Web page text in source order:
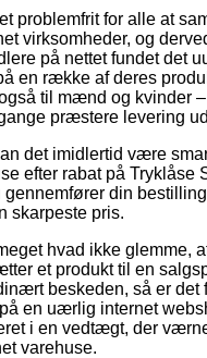
problemfrit for alle at
virksomheder, og
på nettet fundet det
en række af deres
til mænd og kvinder
præstere levering
det imidlertid være
efter rabat på Tryklåse
gennemfører din
skarpeste pris.
hvad ikke glemme,
et produkt til en
beskeden, så er det
en uærlig internet
i en vedtægt, der
varehuse.